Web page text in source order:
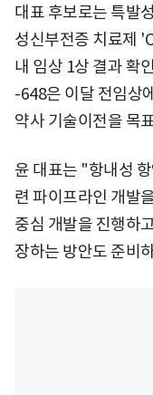
대표 후보로는 특발
성신부전증 치료제
내 임상 1상 결과 확
-648은 이달 전임상
약사 기술이전을 목
윤 대표는 "항내성
련 파이프라인 개발
중심 개발을 진행하
장하는 방안도 준비